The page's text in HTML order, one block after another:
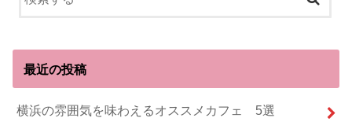
最近の投稿
横浜の雰囲気を味わえるオススメカフェ 5選